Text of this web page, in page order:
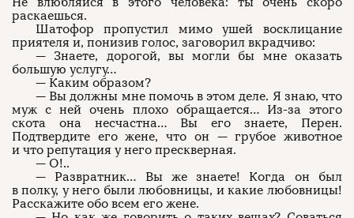
раскаешься.
Шатофор пропустил мимо ушей восклицание
приятеля и, понизив голос, заговорил вкрадчиво:
— Знаете, дорогой, вы могли бы мне оказать
большую услугу…
— Каким образом?
— Вы должны мне помочь в этом деле. Я знаю, что
муж с ней очень плохо обращается… Из-за этого
скота она несчастна… Вы его знаете, Перен.
Подтвердите его жене, что он — грубое животное
и что репутация у него прескверная.
— О!..
— Развратник… Вы же знаете! Когда он был
в полку, у него были любовницы, и какие любовницы!
Расскажите обо всем его жене.